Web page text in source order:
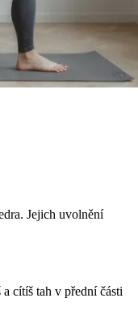
Jejich uvolnění
cítíš tah v přední části